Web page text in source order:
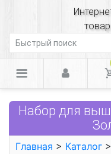
Набор для
Главная > Каталог >